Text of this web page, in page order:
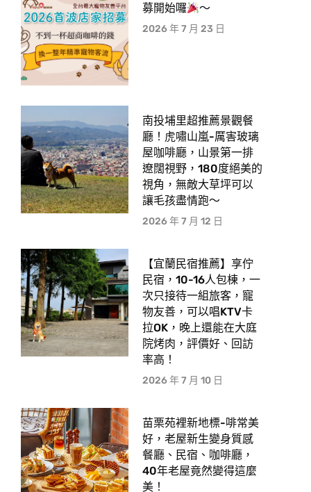
募開始囉
～
2026 年 7 月 23 日
南投埔里超推薦景觀餐
廳！虎嘯山嵐-厲害玻璃
屋咖啡廳，山景第一排
遼闊視野，180度絕美的
視角，無敵大草坪可以
讓毛孩盡情跑〜
2026 年 7 月 12 日
【宜蘭民宿推薦】享佇
民宿，10-16人包棟，一
次只接待一組旅客，寵
物友善，可以唱KTV卡
拉OK，晚上還能在大庭
院烤肉，評價好、回訪
率高！
2026 年 7 月 10 日
苗栗苑裡新地標-啡常美
好，老屋新生變身質感
餐廳、民宿、咖啡廳，
40年老屋竟然變得這麼
美！